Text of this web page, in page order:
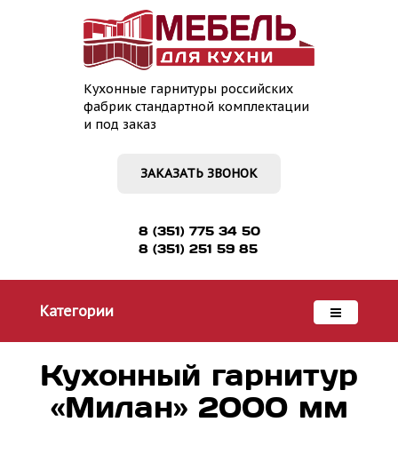
Кухонные гарнитуры российских
фабрик стандартной комплектации
и под заказ
ЗАКАЗАТЬ ЗВОНОК
8 (351) 775 34 50
8 (351) 251 59 85
Категории
Кухонный гарнитур
«Милан» 2000 мм